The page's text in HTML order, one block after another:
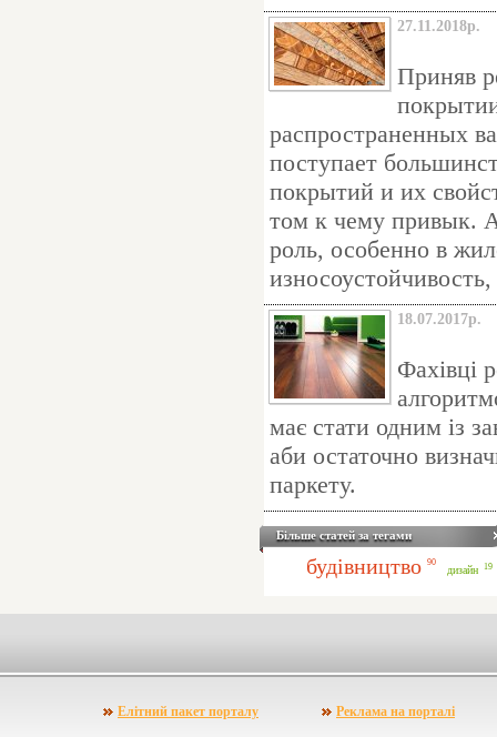
27.11.2018р.
Приняв
распространенных
поступает
покрытий и их
том к чему привык.
роль, особенно в
18.07.2017р.
Фахівці
має стати одним із
аби остаточно
паркету.
Більше статей за тегами
будівництво 90
дизайн 19
Елітний пакет порталу Реклама на порталі